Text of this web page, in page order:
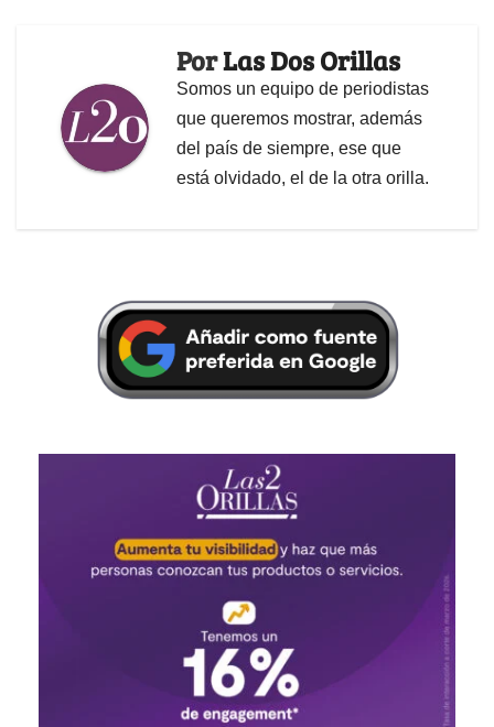
PorLas Dos Orillas
Somos un equipo de periodistas
que queremos mostrar, además
del país de siempre, ese que
está olvidado, el de la otra orilla.